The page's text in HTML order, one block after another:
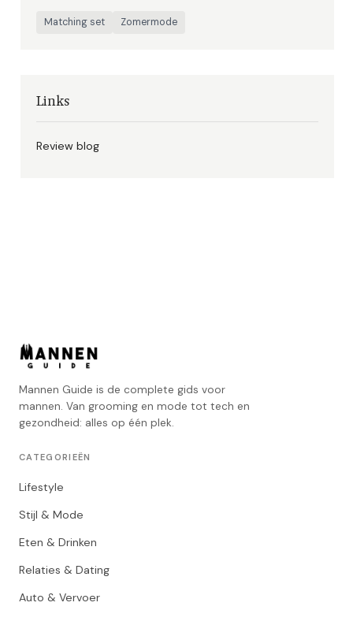
Matching set Zomermode
Links
Review blog
Mannen Guide is de complete gids voor
mannen. Van grooming en mode tot tech en
gezondheid: alles op één plek.
CATEGORIEËN
Lifestyle
Stijl & Mode
Eten & Drinken
Relaties & Dating
Auto & Vervoer